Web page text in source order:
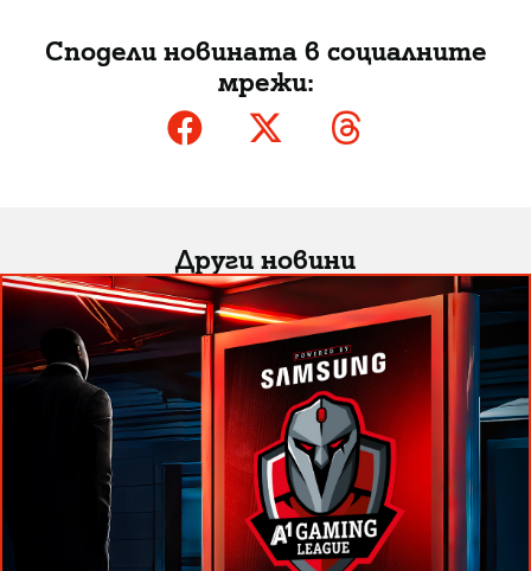
Сподели новината в социалните
мрежи:
Други новини